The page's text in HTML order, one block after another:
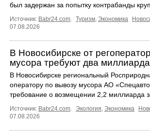
был задержан за попытку контрабанды
Источник: Babr24.com. Туризм, Экономика
07.08.2026
В Новосибирске от
мусора требуют два миллиарда
В Новосибирске региональный
оператору по вывозу мусора АО
требование о возмещении 2,2 миллиарда
Источник: Babr24.com. Экология, Экономика
07.08.2026